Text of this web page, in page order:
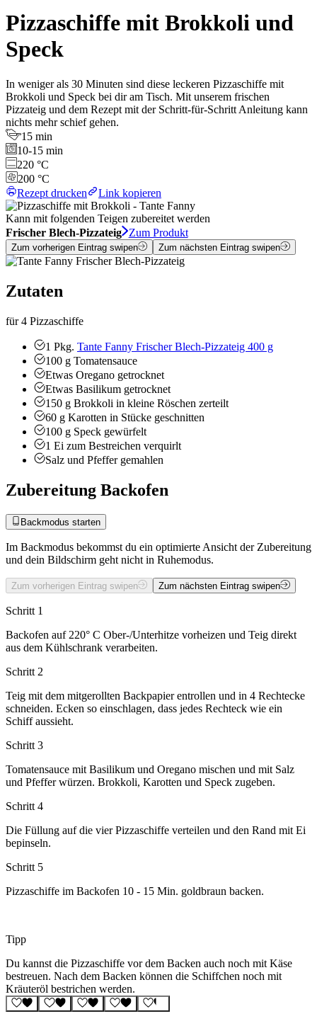
Pizzaschiffe mit Brokkoli und
Speck
In weniger als 30 Minuten sind diese leckeren Pizzaschiffe mit
Brokkoli und Speck bei dir am Tisch. Mit unserem frischen
Pizzateig und dem Rezept mit der Schritt-für-Schritt Anleitung kann
nichts mehr schief gehen.
15 min
10-15 min
220 °C
200 °C
Rezept drucken
Link kopieren
Kann mit folgenden Teigen zubereitet werden
Frischer Blech-Pizzateig
Zum Produkt
Zum vorherigen Eintrag swipen Zum nächsten Eintrag swipen
Zutaten
für 4 Pizzaschiffe
1 Pkg. Tante Fanny Frischer Blech-Pizzateig 400 g
100 g Tomatensauce
Etwas Oregano getrocknet
Etwas Basilikum getrocknet
150 g Brokkoli in kleine Röschen zerteilt
60 g Karotten in Stücke geschnitten
100 g Speck gewürfelt
1 Ei zum Bestreichen verquirlt
Salz und Pfeffer gemahlen
Zubereitung Backofen
Backmodus starten
Im Backmodus bekommst du ein optimierte Ansicht der Zubereitung
und dein Bildschirm geht nicht in Ruhemodus.
Zum vorherigen Eintrag swipen Zum nächsten Eintrag swipen
Schritt 1
Backofen auf 220° C Ober-/Unterhitze vorheizen und Teig direkt
aus dem Kühlschrank verarbeiten.
Schritt 2
Teig mit dem mitgerollten Backpapier entrollen und in 4 Rechtecke
schneiden. Ecken so einschlagen, dass jedes Rechteck wie ein
Schiff aussieht.
Schritt 3
Tomatensauce mit Basilikum und Oregano mischen und mit Salz
und Pfeffer würzen. Brokkoli, Karotten und Speck zugeben.
Schritt 4
Die Füllung auf die vier Pizzaschiffe verteilen und den Rand mit Ei
bepinseln.
Schritt 5
Pizzaschiffe im Backofen 10 - 15 Min. goldbraun backen.
Tipp
Du kannst die Pizzaschiffe vor dem Backen auch noch mit Käse
bestreuen. Nach dem Backen können die Schiffchen noch mit
Kräuteröl bestrichen werden.